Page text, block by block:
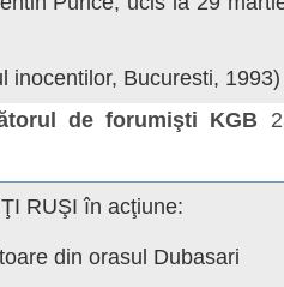
inocentilor, Bucuresti, 1993)
de forumişti KGB
RUŞI în acţiune:
din orasul Dubasari